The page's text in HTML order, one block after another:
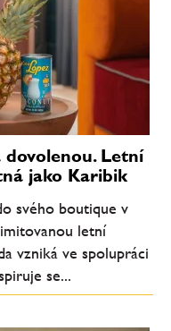
dovolenou. Letní
jako Karibik
svého boutique v
letní
vzniká ve spolupráci
se...